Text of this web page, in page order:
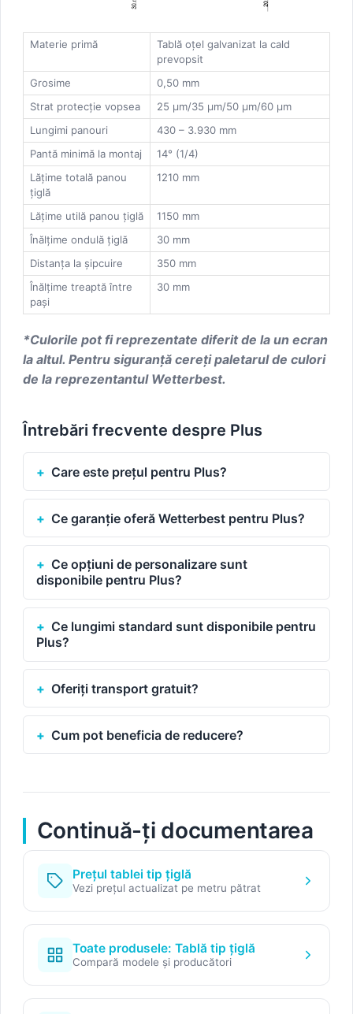
Materie primă
Tablă oţel galvanizat la cald
prevopsit
Grosime
0,50 mm
Strat protecție vopsea
25 μm/35 μm/50 μm/60 μm
Lungimi panouri
430 – 3.930 mm
Pantă minimă la montaj
14° (1/4)
Lăţime totală panou
ţiglă
1210 mm
Lăţime utilă panou ţiglă
1150 mm
Înălţime ondulă ţiglă
30 mm
Distanţa la şipcuire
350 mm
Înălţime treaptă între
paşi
30 mm
*Culorile pot fi reprezentate diferit de la un ecran
la altul. Pentru siguranţă cereţi paletarul de culori
de la reprezentantul Wetterbest.
Întrebări frecvente despre Plus
Care este prețul pentru Plus?
Ce garanție oferă Wetterbest pentru Plus?
Ce opțiuni de personalizare sunt
disponibile pentru Plus?
Ce lungimi standard sunt disponibile pentru
Plus?
Oferiți transport gratuit?
Cum pot beneficia de reducere?
Continuă-ți documentarea
Prețul tablei tip țiglă
Vezi prețul actualizat pe metru pătrat
Toate produsele: Tablă tip țiglă
Compară modele și producători